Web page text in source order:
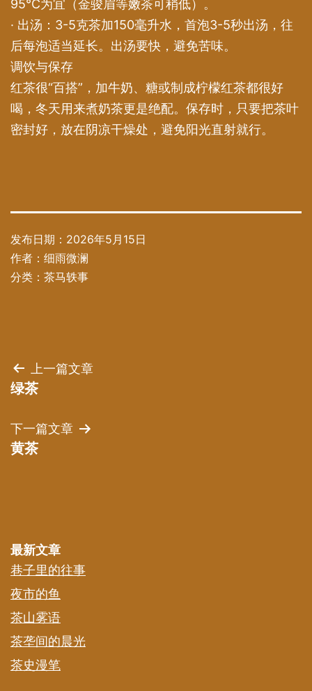
95℃为宜（金骏眉等嫩茶可稍低）。
· 出汤：3-5克茶加150毫升水，首泡3-5秒出汤，往
后每泡适当延长。出汤要快，避免苦味。
调饮与保存
红茶很“百搭”，加牛奶、糖或制成柠檬红茶都很好
喝，冬天用来煮奶茶更是绝配。保存时，只要把茶叶
密封好，放在阴凉干燥处，避免阳光直射就行。
发布日期： 2026年5月15日
作者： 细雨微澜
分类： 茶马轶事
文
章
导
上一篇文章
绿茶
下一篇文章
黄茶
最新文章
巷子里的往事
夜市的鱼
茶山雾语
茶垄间的晨光
茶史漫笔